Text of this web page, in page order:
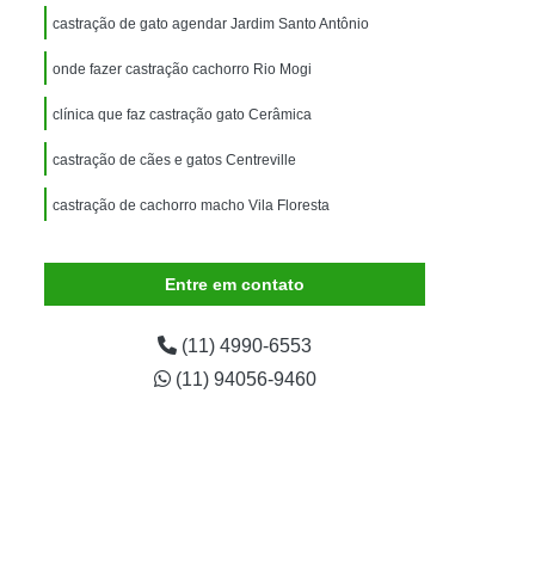
Exame de Sangue para Animais
Exame para Animais
Exame para Animais São Caetano
Animal
para Cachorro
Internação para Gatos
Uti Veterinária
Internação Veterinária
Internação Veterinária São Caetano
Limpeza de Tártaro de Cães
Limpeza de Tártaro para Cães
Dentária Canina
castração de gato agendar Jardim Santo Antônio
onde fazer castração cachorro Rio Mogi
clínica que faz castração gato Cerâmica
castração de cães e gatos Centreville
castração de cachorro macho Vila Floresta
Entre em contato
(11) 4990-6553
(11) 94056-9460